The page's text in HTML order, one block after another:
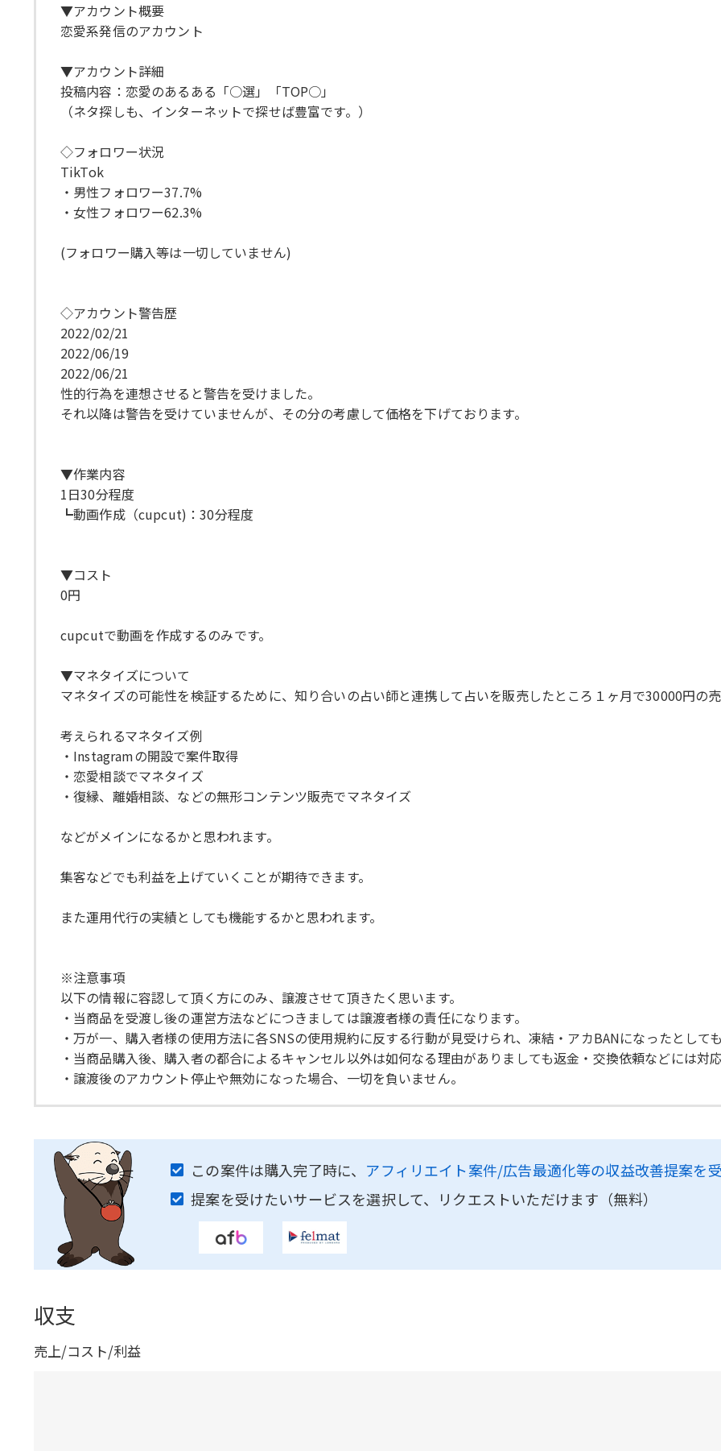
▼アカウント概要
恋愛系発信のアカウント
▼アカウント詳細
投稿内容：恋愛のあるある「○選」「TOP○」
（ネタ探しも、インターネットで探せば豊富です。）
◇フォロワー状況
TikTok
・男性フォロワー37.7%
・女性フォロワー62.3%
(フォロワー購入等は一切していません)
◇アカウント警告歴
2022/02/21
2022/06/19
2022/06/21
性的行為を連想させると警告を受けました。
それ以降は警告を受けていませんが、その分の考慮して価格を下げております。
▼作業内容
1日30分程度
┗動画作成（cupcut)：30分程度
▼コスト
0円
cupcutで動画を作成するのみです。
▼マネタイズについて
マネタイズの可能性を検証するために、知り合いの占い師と連携して占いを販売したところ１ヶ月で30000円の売
考えられるマネタイズ例
・Instagramの開設で案件取得
・恋愛相談でマネタイズ
・復縁、離婚相談、などの無形コンテンツ販売でマネタイズ
などがメインになるかと思われます。
集客などでも利益を上げていくことが期待できます。
また運用代行の実績としても機能するかと思われます。
※注意事項
以下の情報に容認して頂く方にのみ、譲渡させて頂きたく思います。
・当商品を受渡し後の運営方法などにつきましては譲渡者様の責任になります。
・万が一、購入者様の使用方法に各SNSの使用規約に反する行動が見受けられ、凍結・アカBANになったとして
・当商品購入後、購入者の都合によるキャンセル以外は如何なる理由がありましても返金・交換依頼などには対応
・譲渡後のアカウント停止や無効になった場合、一切を負いません。
この案件は購入完了時に、 アフィリエイト案件/広告最適化等の収益改善提案を
提案を受けたいサービスを選択して、リクエストいただけます（無料）
収支
売上/コスト/利益